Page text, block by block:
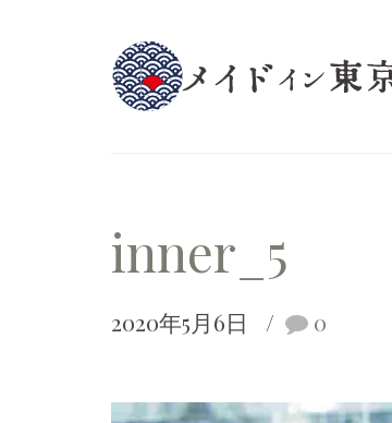
inner_5
2020年5月6日 0